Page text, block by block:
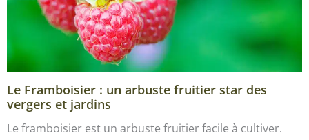
Le Framboisier : un arbuste fruitier star des
vergers et jardins
Le framboisier est un arbuste fruitier facile à cultiver.